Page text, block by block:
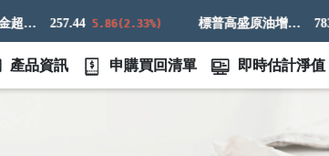
標普高盛黃金超額回報指數 257.44 5.86(2.33%) 標普高盛原油增強超額回報指數 783.97
產品資訊 申購買回清單 即時估計淨值